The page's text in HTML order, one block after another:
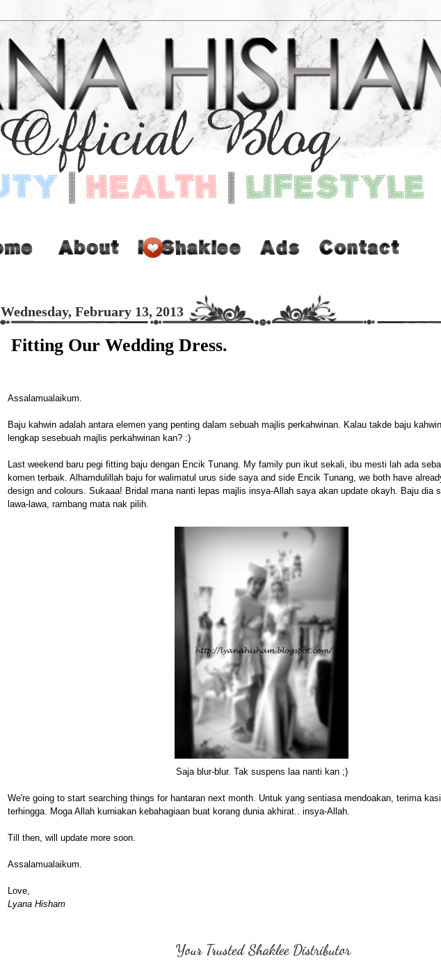
Wednesday, February 13, 2013
Fitting Our Wedding Dress.
Assalamualaikum.
Baju kahwin adalah antara elemen yang penting dalam sebuah majlis perkahwinan. Kalau takde baju
lengkap sesebuah majlis perkahwinan kan? :)
Last weekend baru pegi fitting baju dengan Encik Tunang. My family pun ikut sekali, ibu mesti lah ada
komen terbaik. Alhamdulillah baju for walimatul urus side saya and side Encik Tunang, we both have
design and colours. Sukaaa! Bridal mana nanti lepas majlis insya-Allah saya akan update okayh. Baju dia
lawa-lawa, rambang mata nak pilih.
Saja blur-blur. Tak suspens laa nanti kan ;)
We're going to start searching things for hantaran next month. Untuk yang sentiasa mendoakan, terima
terhingga. Moga Allah kurniakan kebahagiaan buat korang dunia akhirat.. insya-Allah.
Till then, will update more soon.
Assalamualaikum.
Love,
Lyana Hisham